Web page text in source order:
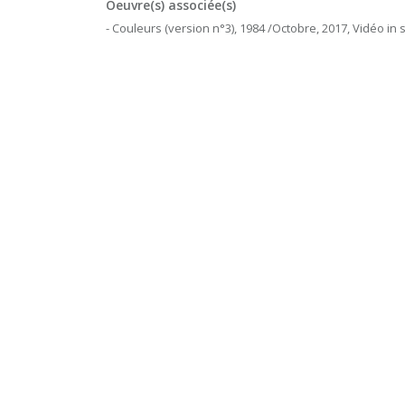
Oeuvre(s) associée(s)
- Couleurs (version n°3), 1984 /Octobre, 2017, Vidéo in